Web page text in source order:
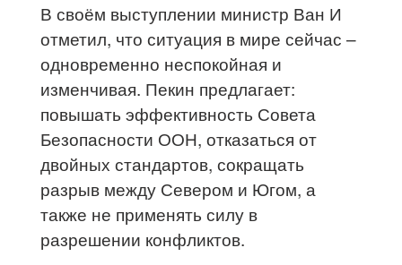
В своём выступлении министр Ван И
отметил, что ситуация в мире сейчас –
одновременно неспокойная и
изменчивая. Пекин предлагает:
повышать эффективность Совета
Безопасности ООН, отказаться от
двойных стандартов, сокращать
разрыв между Севером и Югом, а
также не применять силу в
разрешении конфликтов.